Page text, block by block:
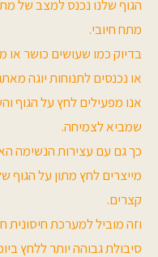
הגוף שלנו נכנס למצב של
מתח חיובי.
בדיוק כמו שעושים כושר או
או נכנסים לתנוחות יוגה
אנו מפעילים לחץ על הגוף
שמביא לצמיחה.
כך גם עם עצירות הנשימה
מייצרים לחץ מתון על הגוף
קצרים.
וזה מוביל למערכת חיסונית
סיבולת גבוהה יותר ללחץ